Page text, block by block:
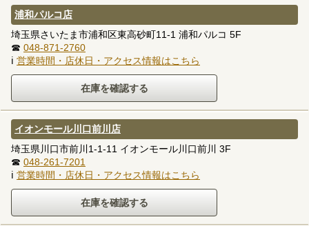
浦和パルコ店
埼玉県さいたま市浦和区東高砂町11-1 浦和パルコ 5F
☎ 048-871-2760
ℹ 営業時間・店休日・アクセス情報はこちら
イオンモール川口前川店
埼玉県川口市前川1-1-11 イオンモール川口前川 3F
☎ 048-261-7201
ℹ 営業時間・店休日・アクセス情報はこちら